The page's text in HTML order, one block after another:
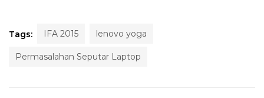
Tags: IFA 2015 lenovo yoga
Permasalahan Seputar Laptop